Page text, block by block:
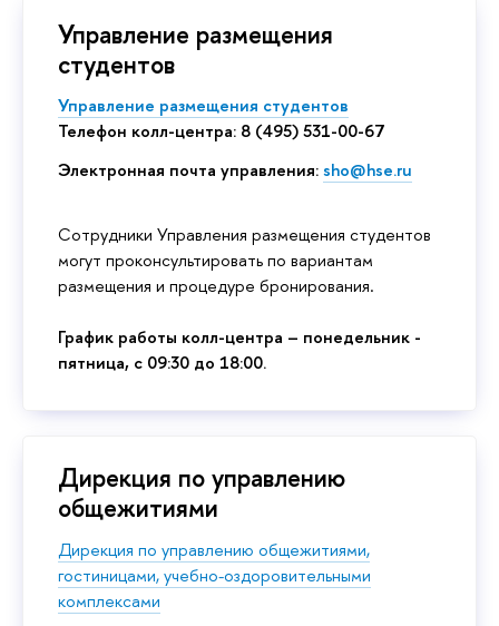
Управление размещения
студентов
Управление размещения студентов
Телефон колл-центра: 8 (495) 531-00-67
Электронная почта управления:sho@hse.ru
Сотрудники Управления размещения студентов
могут проконсультировать по вариантам
размещения и процедуре бронирования.
График работы колл-центра – понедельник -
пятница, с 09:30 до 18:00.
Дирекция по управлению
общежитиями
Дирекция по управлению общежитиями,
гостиницами, учебно-оздоровительными
комплексами